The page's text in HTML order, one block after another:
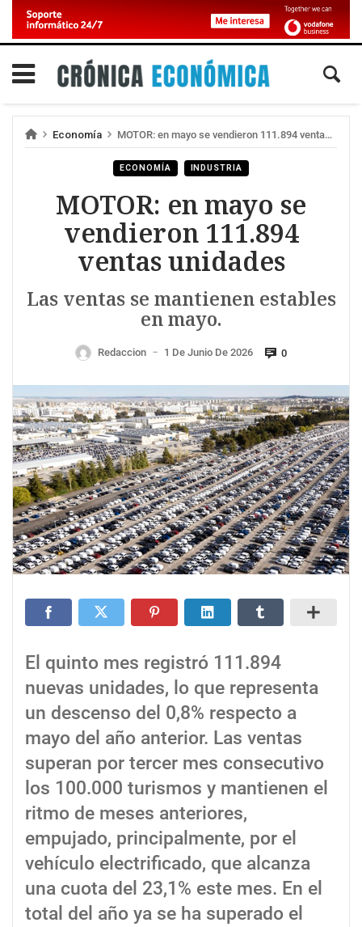
Economía MOTOR: en mayo se vendieron 111.894 ventas unidades
ECONOMÍA INDUSTRIA
MOTOR: en mayo se
vendieron 111.894
ventas unidades
Las ventas se mantienen estables
en mayo.
Redaccion — 1 De Junio De 2026 0
El quinto mes registró 111.894
nuevas unidades, lo que representa
un descenso del 0,8% respecto a
mayo del año anterior. Las ventas
superan por tercer mes consecutivo
los 100.000 turismos y mantienen el
ritmo de meses anteriores,
empujado, principalmente, por el
vehículo electrificado, que alcanza
una cuota del 23,1% este mes. En el
total del año ya se ha superado el